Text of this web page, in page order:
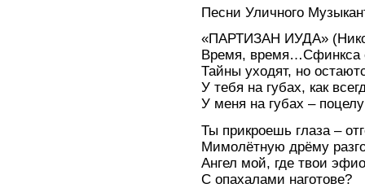
Песни Уличного
«ПАРТИЗАН ИУДА»
Время, время…Сфинкса
Тайны уходят, но
У тебя на губах, как
У меня на губах –
Ты прикроешь глаза –
Мимолётную дрёму
Ангел мой, где твои
С опахалами наготове?